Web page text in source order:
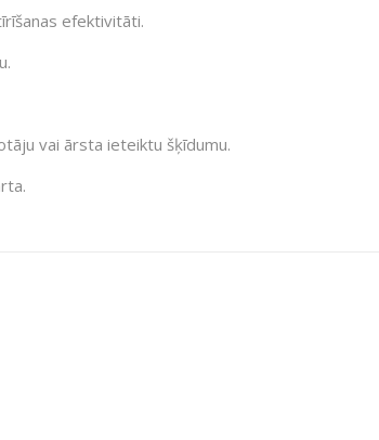
efektivitāti.
vai ārsta ieteiktu šķīdumu.